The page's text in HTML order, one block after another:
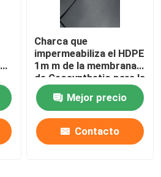
Charca que
impermeabiliza el HDPE
1m m de la membrana
de Geosynthetic para la
protección del medio
ambienteMejor precio
Contacto